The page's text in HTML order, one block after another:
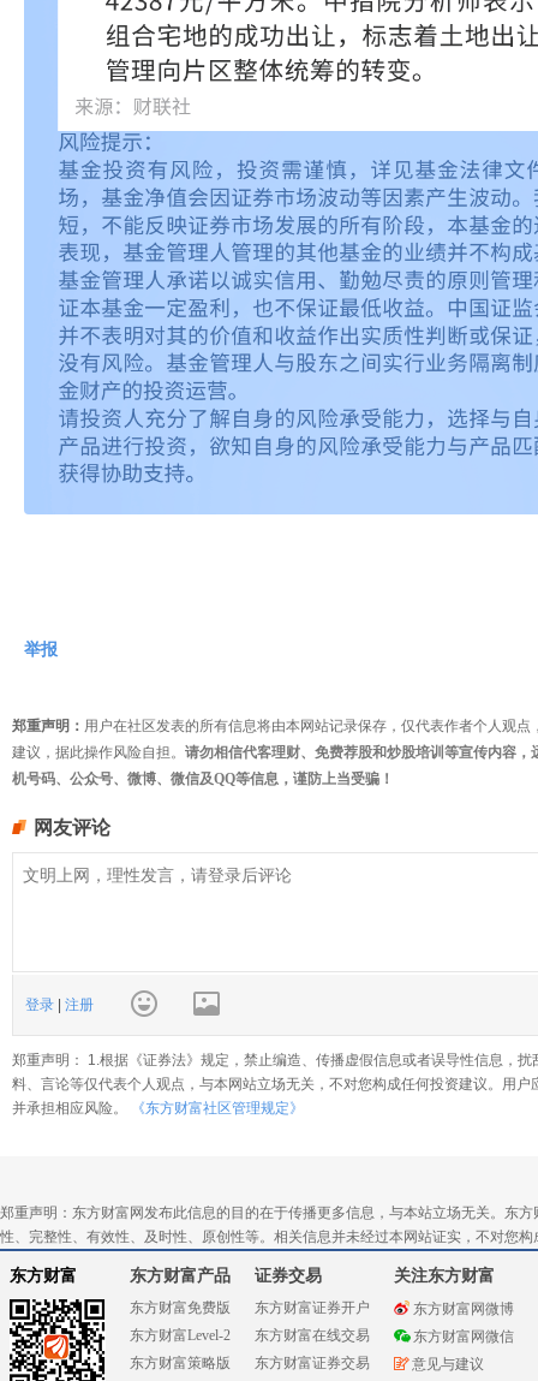
举报
郑重声明： 用户在社区发表的所有信息将由本网站记录保存，仅代表作者个人观
建议，据此操作风险自担。 请勿相信代客理财、免费荐股和炒股培训等宣传内容
机号码、公众号、微博、微信及QQ等信息，谨防上当受骗！
网友评论
登录 注册
郑重声明： 1.根据《证券法》规定，禁止编造、传播虚假信息或者误导性信息，
料、言论等仅代表个人观点，与本网站立场无关，不对您构成任何投资建议。用
并承担相应风险。
《东方财富社区管理规定》
郑重声明：东方财富网发布此信息的目的在于传播更多信息，与本站立场无关。东
性、完整性、有效性、及时性、原创性等。相关信息并未经过本网站证实，不对您
东方财富 东方财富产品
东方财富免费版
东方财富Level-2
东方财富策略版
证券交易
东方财富证券开户
东方财富在线交易
东方财富证券交易
关注东方财富
东方财富网微博
东方财富网微信
意见与建议